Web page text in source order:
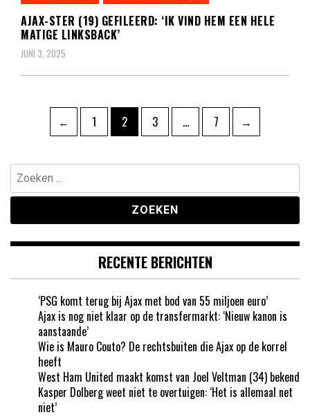
AJAX-STER (19) GEFILEERD: ‘IK VIND HEM EEN HELE
MATIGE LINKSBACK’
JUNI 3, 2025
Berichten
paginering
← Pagina
1 Pagina
2 Pagina
3 … Pagina
7 →
Zoeken
naar:
RECENTE BERICHTEN
‘PSG komt terug bij Ajax met bod van 55 miljoen euro’
Ajax is nog niet klaar op de transfermarkt: ‘Nieuw kanon is
aanstaande’
Wie is Mauro Couto? De rechtsbuiten die Ajax op de korrel
heeft
West Ham United maakt komst van Joel Veltman (34) bekend
Kasper Dolberg weet niet te overtuigen: ‘Het is allemaal net
niet’